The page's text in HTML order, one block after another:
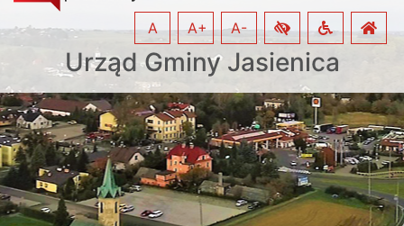
Urząd Gminy Jasienica
A A+ A-